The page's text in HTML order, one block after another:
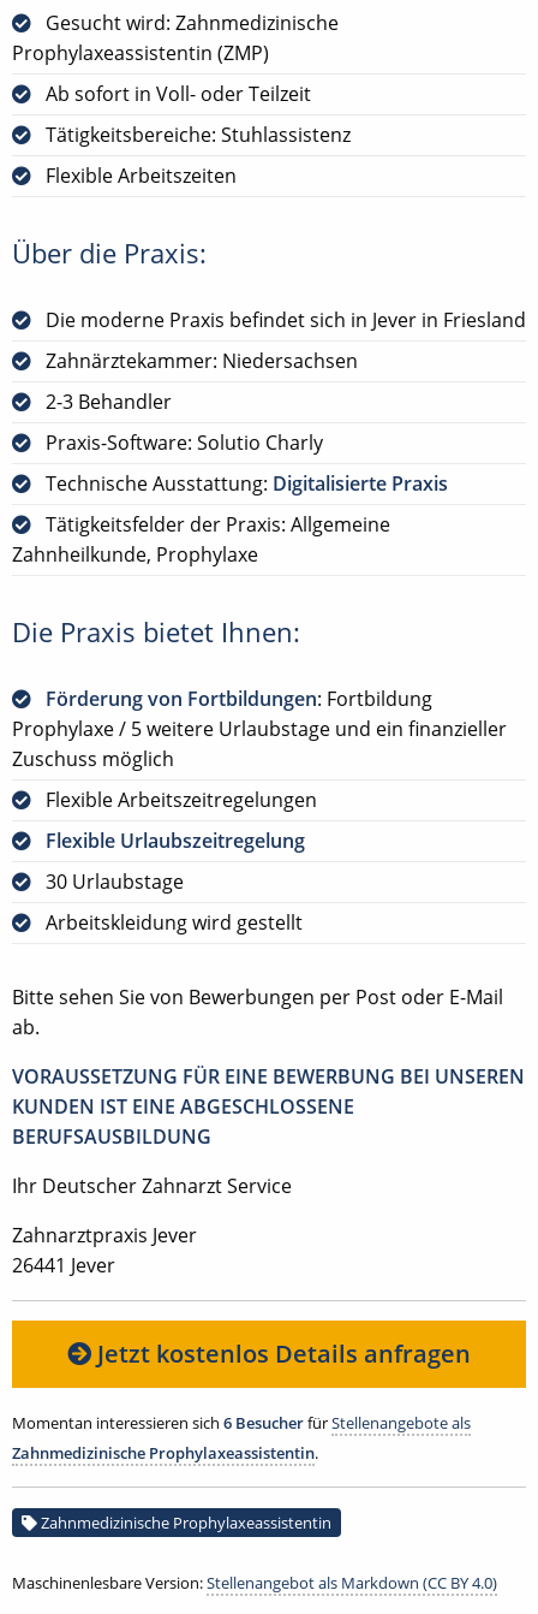
Gesucht wird: Zahnmedizinische
Prophylaxeassistentin (ZMP)
Ab sofort in Voll- oder Teilzeit
Tätigkeitsbereiche: Stuhlassistenz
Flexible Arbeitszeiten
Über die Praxis:
Die moderne Praxis befindet sich in Jever in Friesland
Zahnärztekammer: Niedersachsen
2-3 Behandler
Praxis-Software: Solutio Charly
Technische Ausstattung: Digitalisierte Praxis
Tätigkeitsfelder der Praxis: Allgemeine
Zahnheilkunde, Prophylaxe
Die Praxis bietet Ihnen:
Förderung von Fortbildungen: Fortbildung
Prophylaxe / 5 weitere Urlaubstage und ein finanzieller
Zuschuss möglich
Flexible Arbeitszeitregelungen
Flexible Urlaubszeitregelung
30 Urlaubstage
Arbeitskleidung wird gestellt
Bitte sehen Sie von Bewerbungen per Post oder E-Mail
ab.
VORAUSSETZUNG FÜR EINE BEWERBUNG BEI UNSEREN
KUNDEN IST EINE ABGESCHLOSSENE
BERUFSAUSBILDUNG
Ihr Deutscher Zahnarzt Service
Zahnarztpraxis Jever
26441 Jever
Jetzt kostenlos Details anfragen
Momentan interessieren sich 6 BesucherfürStellenangebote als
Zahnmedizinische Prophylaxeassistentin.
Zahnmedizinische Prophylaxeassistentin
Maschinenlesbare Version:Stellenangebot als Markdown (CC BY 4.0)